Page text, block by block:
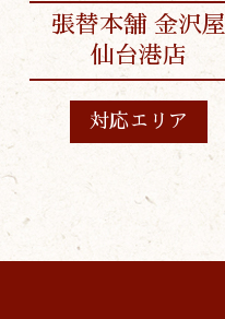
張替本舗 金沢屋
仙台港店
対応エリア